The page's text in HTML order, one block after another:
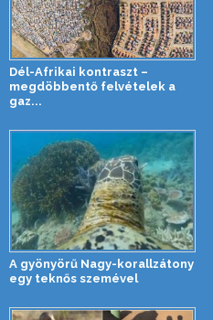
Dél-Afrikai kontraszt –
megdöbbentő felvételek a
gaz...
A gyönyörű Nagy-korallzátony
egy teknős szemével